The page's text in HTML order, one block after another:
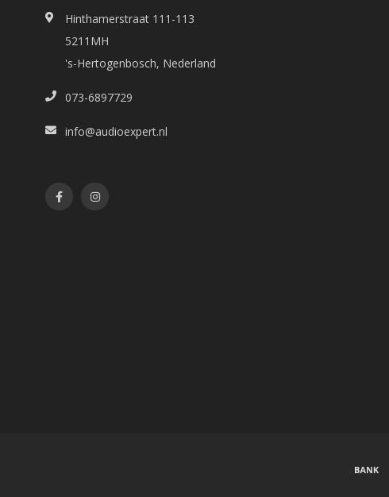
Hinthamerstraat 111-113
5211MH
's-Hertogenbosch, Nederland
073-6897729
info@audioexpert.nl